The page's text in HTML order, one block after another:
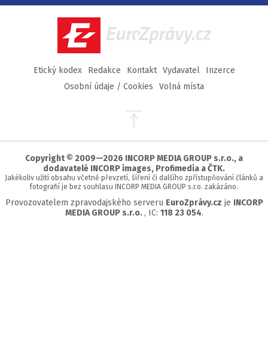
Facebook
TwitterInstagram
YouTube
EuroZprávy.cz
Etický kodex Redakce Kontakt Vydavatel
Inzerce
Osobní údaje / Cookies
Volná místa
Přejít
stránky
Copyright © 2009—2026 INCORP MEDIA GROUP s.r.o., a
dodavatelé INCORP images, Profimedia a ČTK.
Jakékoliv užití obsahu včetně převzetí, šíření či dalšího zpřístupňování článků a
fotografií je bez souhlasu INCORP MEDIA GROUP s.r.o. zakázáno.
Provozovatelem zpravodajského serveru EuroZprávy.cz je INCORP
MEDIA GROUP s.r.o. , IC: 118 23 054.